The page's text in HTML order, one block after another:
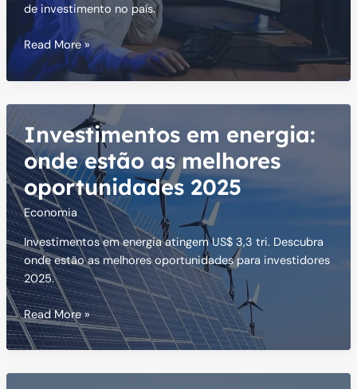
de investimento no país.
Investidores
estrangeiros:
por
estão
de
olho
no
Brasil
2025
Read More »
Investimentos em energia:
onde estão as melhores
oportunidades 2025
Economia
Investimentos em energia atingem US$ 3,3 tri. Descubra
onde estão as melhores oportunidades para investidores
2025.
Investimentos
em
energia:
Read More »